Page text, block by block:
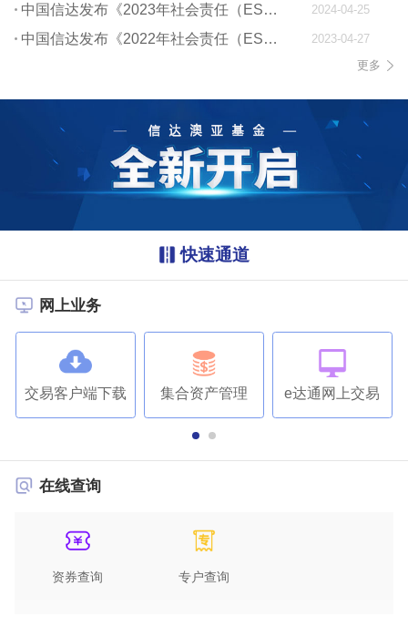
中国信达发布《2023年社会责任（ESG）报告》 2024-04-25
中国信达发布《2022年社会责任（ESG）报告》
2023-04-27
更多
快速通道
网上业务
交易客户端下载 集合资产管理 e达通网上交易
在线查询
资券查询 专户查询